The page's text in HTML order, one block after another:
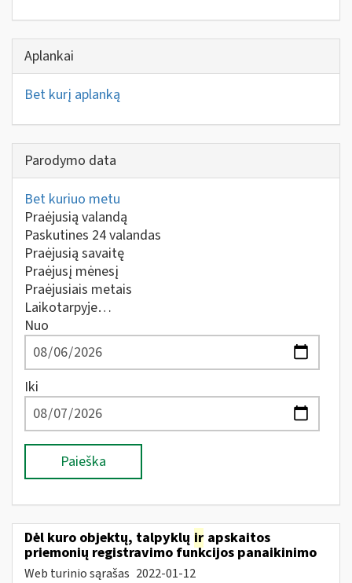
Aplankai
Bet kurį aplanką
Parodymo data
Bet kuriuo metu
Praėjusią valandą
Paskutines 24 valandas
Praėjusią savaitę
Praėjusį mėnesį
Praėjusiais metais
Laikotarpyje…
Nuo
Iki
Paieška
Dėl kuro objektų, talpyklų ir apskaitos
priemonių registravimo funkcijos panaikinimo
Web turinio sąrašas 2022-01-12